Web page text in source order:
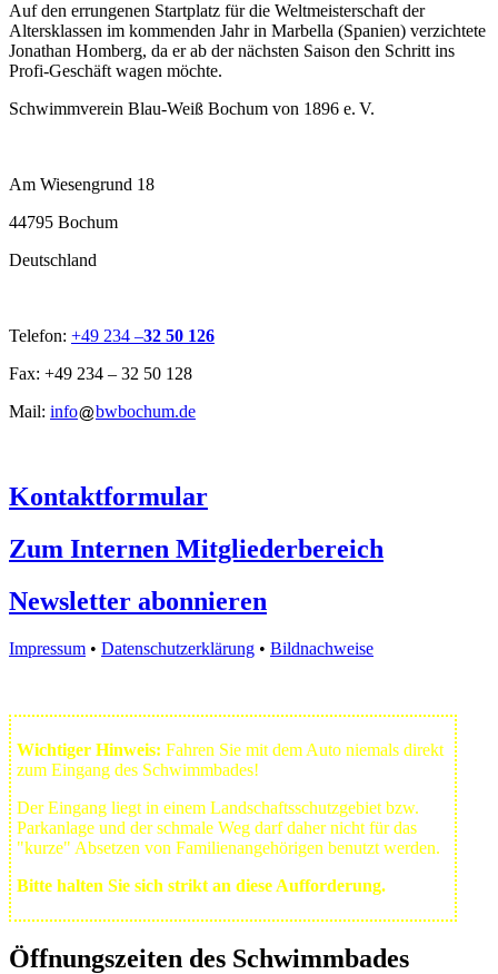
Auf den errungenen Startplatz für die Weltmeisterschaft der
Altersklassen im kommenden Jahr in Marbella (Spanien) verzichtete
Jonathan Homberg, da er ab der nächsten Saison den Schritt ins
Profi-Geschäft wagen möchte.
Schwimmverein Blau-Weiß Bochum von 1896 e. V.
Am Wiesengrund 18
44795 Bochum
Deutschland
Telefon: +49 234 –32 50 126
Fax: +49 234 – 32 50 128
Mail: info bwbochum.de
Kontaktformular
Zum Internen Mitgliederbereich
Newsletter abonnieren
Impressum • Datenschutzerklärung • Bildnachweise
Wichtiger Hinweis: Fahren Sie mit dem Auto niemals direkt
zum Eingang des Schwimmbades!
Der Eingang liegt in einem Landschafts­schutzgebiet bzw.
Park­anlage und der schmale Weg darf daher nicht für das
"kurze" Absetzen von Familienangehörigen benutzt werden.
Bitte halten Sie sich strikt an diese Aufforderung.
Öffnungszeiten des Schwimmbades